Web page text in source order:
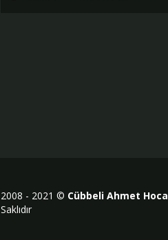
2008 - 2021 © Cübbeli Ahmet Hoca
Saklıdır